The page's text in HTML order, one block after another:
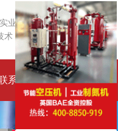
业有限公司！
术 丨 产品齐全
系我们